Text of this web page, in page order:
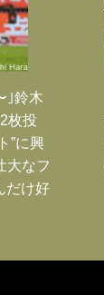
｣鈴木
枚投
”に興
大なフ
だけ好